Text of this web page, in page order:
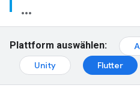
Plattform auswählen:
Unity
Flutter